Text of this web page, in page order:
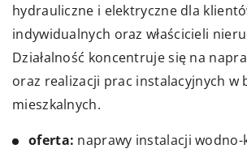
hydrauliczne i elektryczne dla
indywidualnych oraz właścicieli
Działalność koncentruje się na
oraz realizacji prac instalacyjnych w
mieszkalnych.
oferta: naprawy instalacji wodno-